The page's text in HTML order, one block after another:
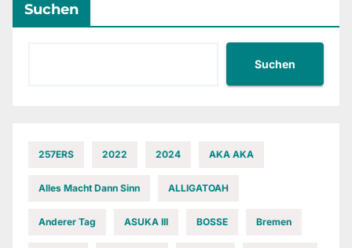
Suchen
Suchen
257ERS 2022 2024 AKA AKA
Alles Macht Dann Sinn ALLIGATOAH
Anderer Tag ASUKA III BOSSE Bremen